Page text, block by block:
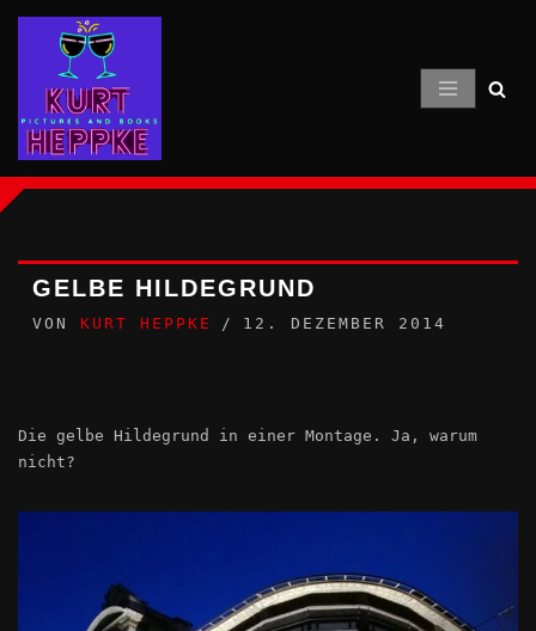
Inhalt
springen
GELBE HILDEGRUND
VON KURT HEPPKE 12. DEZEMBER 2014
Die gelbe Hildegrund in einer Montage. Ja, warum
nicht?